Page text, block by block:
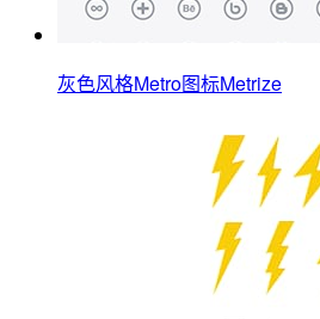
灰色风格Metro图标Metrize